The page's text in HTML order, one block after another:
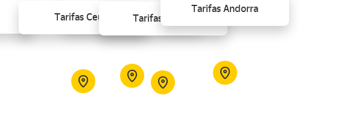
Tarifas Península y Baleares
Descargar - 0,7 MB
Tarifas Ceuta
Descargar - 1,8 MB
Tarifas Melilla
Descargar - 1,6 MB
Tarifas Andorra
Descargar - 0,9 MB